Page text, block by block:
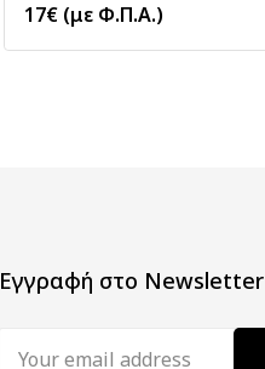
17€ (με Φ.Π.Α.)
Εγγραφή στο Newsletter